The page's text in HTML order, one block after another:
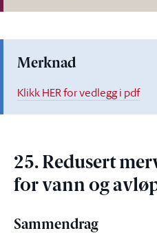
Merknad
Klikk HER for vedlegg i pdf
25. Redusert
for vann og
Sammendrag